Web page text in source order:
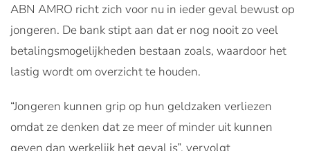
ABN AMRO richt zich voor nu in ieder geval bewust op
jongeren. De bank stipt aan dat er nog nooit zo veel
betalingsmogelijkheden bestaan zoals, waardoor het
lastig wordt om overzicht te houden.
“Jongeren kunnen grip op hun geldzaken verliezen
omdat ze denken dat ze meer of minder uit kunnen
geven dan werkelijk het geval is”, vervolgt